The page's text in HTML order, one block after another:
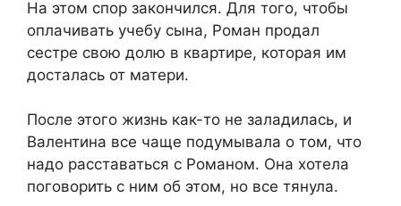
На этом спор закончился. Для того, чтобы
оплачивать учебу сына, Роман продал
сестре свою долю в квартире, которая им
досталась от матери.
После этого жизнь как-то не заладилась, и
Валентина все чаще подумывала о том, что
надо расставаться с Романом. Она хотела
поговорить с ним об этом, но все тянула.